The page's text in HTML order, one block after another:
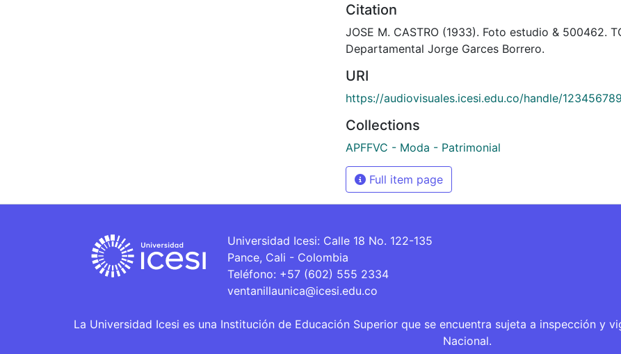
Citation
JOSE M. CASTRO (1933). Foto estudio & 500462.
Departamental Jorge Garces Borrero.
URI
https://audiovisuales.icesi.edu.co/handle/
Collections
APFFVC - Moda - Patrimonial
Full item page
Universidad Icesi: Calle 18 No. 122-135
Pance, Cali - Colombia
Teléfono: +57 (602) 555 2334
ventanillaunica@icesi.edu.co
La Universidad Icesi es una Institución de Educación Superior que se encuentra sujeta a inspección y
Nacional.